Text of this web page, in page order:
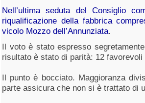
Nell’ultima seduta del Consiglio
riqualificazione della fabbrica
vicolo Mozzo dell’Annunziata.
Il voto è stato espresso
risultato è stato di parità: 12
Il punto è bocciato. Maggioranza
parte assicura che non si è trattato di